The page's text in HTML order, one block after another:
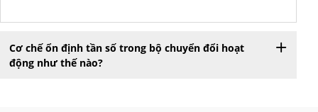
Cơ chế ổn định tần số trong bộ chuyển đổi hoạt
động như thế nào?